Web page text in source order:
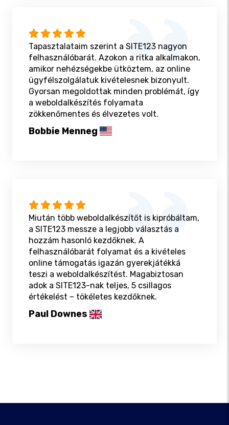
Tapasztalataim szerint a SITE123 nagyon
felhasználóbarát. Azokon a ritka alkalmakon,
amikor nehézségekbe ütköztem, az online
ügyfélszolgálatuk kivételesnek bizonyult.
Gyorsan megoldottak minden problémát, így
a weboldalkészítés folyamata
zökkenőmentes és élvezetes volt.
Bobbie Menneg
Miután több weboldalkészítőt is kipróbáltam,
a SITE123 messze a legjobb választás a
hozzám hasonló kezdőknek. A
felhasználóbarát folyamat és a kivételes
online támogatás igazán gyerekjátékká
teszi a weboldalkészítést. Magabiztosan
adok a SITE123-nak teljes, 5 csillagos
értékelést – tökéletes kezdőknek.
Paul Downes